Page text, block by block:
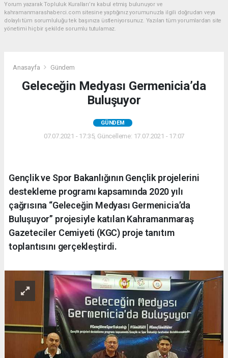
Yorum yazarak Topluluk Kuralları’nı kabul etmiş bulunuyor ve
kahramanmarashaberci.com sitesine yaptığınız yorumunuzla ilgili doğrudan veya
dolaylı tüm sorumluluğu tek başınıza üstleniyorsunuz. Yazılan tüm yorumlardan site
yönetimi hiçbir şekilde sorumlu tutulamaz.
Anasayfa Gündem
Geleceğin Medyası Germenicia’da
Buluşuyor
GÜNDEM
07.07.2021 - 17:35, Güncelleme: 17.07.2021 - 17:07
Gençlik ve Spor Bakanlığının Gençlik projelerini
destekleme programı kapsamında 2020 yılı
çağrısına “Geleceğin Medyası Germenicia’da
Buluşuyor” projesiyle katılan Kahramanmaraş
Gazeteciler Cemiyeti (KGC) proje tanıtım
toplantısını gerçekleştirdi.